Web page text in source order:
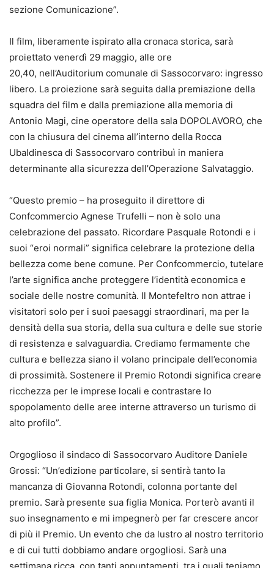
sezione Comunicazione”.
Il film, liberamente ispirato alla cronaca storica, sarà
proiettato venerdì 29 maggio, alle ore
20,40, nell’Auditorium comunale di Sassocorvaro: ingresso
libero. La proiezione sarà seguita dalla premiazione della
squadra del film e dalla premiazione alla memoria di
Antonio Magi, cine operatore della sala DOPOLAVORO, che
con la chiusura del cinema all’interno della Rocca
Ubaldinesca di Sassocorvaro contribuì in maniera
determinante alla sicurezza dell’Operazione Salvataggio.
“Questo premio – ha proseguito il direttore di
Confcommercio Agnese Trufelli – non è solo una
celebrazione del passato. Ricordare Pasquale Rotondi e i
suoi “eroi normali” significa celebrare la protezione della
bellezza come bene comune. Per Confcommercio, tutelare
l’arte significa anche proteggere l’identità economica e
sociale delle nostre comunità. Il Montefeltro non attrae i
visitatori solo per i suoi paesaggi straordinari, ma per la
densità della sua storia, della sua cultura e delle sue storie
di resistenza e salvaguardia. Crediamo fermamente che
cultura e bellezza siano il volano principale dell’economia
di prossimità. Sostenere il Premio Rotondi significa creare
ricchezza per le imprese locali e contrastare lo
spopolamento delle aree interne attraverso un turismo di
alto profilo”.
Orgoglioso il sindaco di Sassocorvaro Auditore Daniele
Grossi: “Un’edizione particolare, si sentirà tanto la
mancanza di Giovanna Rotondi, colonna portante del
premio. Sarà presente sua figlia Monica. Porterò avanti il
suo insegnamento e mi impegnerò per far crescere ancor
di più il Premio. Un evento che da lustro al nostro territorio
e di cui tutti dobbiamo andare orgogliosi. Sarà una